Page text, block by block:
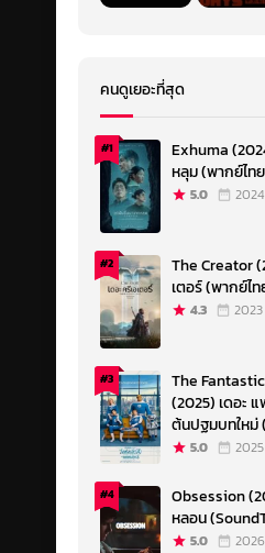
คนดูเยอะที่สุด
#1
Exhuma
หลุม (พากย์ไท
5.0 2024
#2
The Creator
เตอร์ (พากย์ไท
4.3 2023
#3
The
(2025) เดอะ
ต้นปฐมบทใหม่
5.0 2025
#4
Obsession
หลอน
5.0 2026